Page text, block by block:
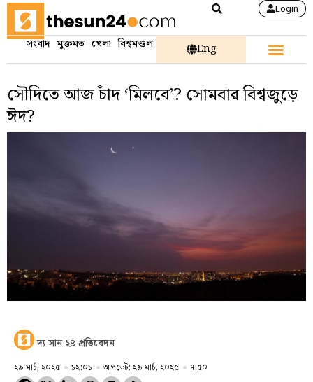
Login
সংবাদ মুক্তমত খেলা বিশ্বমণ্ডল Eng
সৌদিতে আজ চাঁদ ‘মিলবে’? সোমবার বিশ্বজুড়ে
ঈদ?
দ্য সান ২৪ প্রতিবেদন
২৯ মার্চ, ২০২৫ ১২:০১ আপডেট: ২৯ মার্চ, ২০২৫ ৭:৫০